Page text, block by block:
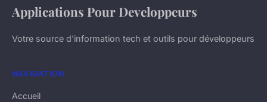
Applications Pour Developpeurs
Votre source d'information tech et outils pour développeurs
NAVIGATION
Accueil